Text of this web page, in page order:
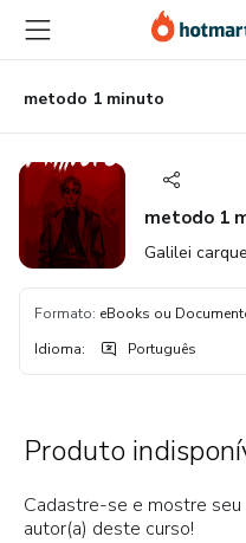
para
conteúdo
principal
para
pagamento
para
rodapémetodo 1 minuto
metodo 1
Galilei
Formato: eBooks ou
Idioma: Português
Produto
Cadastre-se e mostre
autor(a) deste curso!